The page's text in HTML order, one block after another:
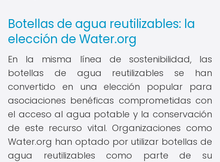
Botellas de agua reutilizables: la
elección de Water.org
En la misma línea de sostenibilidad, las
botellas de agua reutilizables se han
convertido en una elección popular para
asociaciones benéficas comprometidas con
el acceso al agua potable y la conservación
de este recurso vital. Organizaciones como
Water.org han optado por utilizar botellas de
agua reutilizables como parte de su